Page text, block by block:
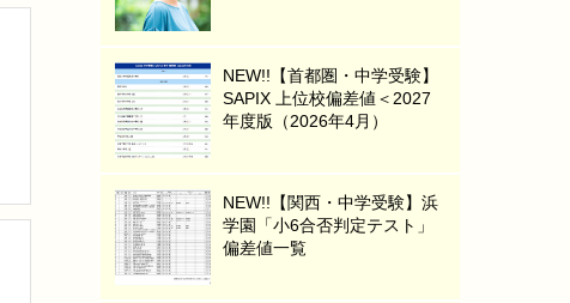
NEW!!【首都圏・中学受験】
SAPIX 上位校偏差値＜2027
年度版（2026年4月）
NEW!!【関西・中学受験】浜
学園「小6合否判定テスト」
偏差値一覧